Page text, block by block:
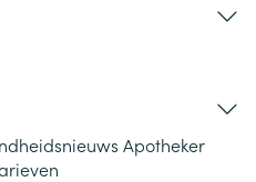
Apotheker